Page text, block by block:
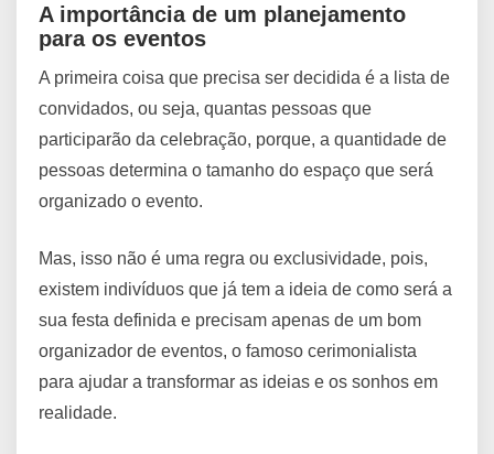
A importância de um planejamento
para os eventos
A primeira coisa que precisa ser decidida é a lista de
convidados, ou seja, quantas pessoas que
participarão da celebração, porque, a quantidade de
pessoas determina o tamanho do espaço que será
organizado o evento.
Mas, isso não é uma regra ou exclusividade, pois,
existem indivíduos que já tem a ideia de como será a
sua festa definida e precisam apenas de um bom
organizador de eventos, o famoso cerimonialista
para ajudar a transformar as ideias e os sonhos em
realidade.